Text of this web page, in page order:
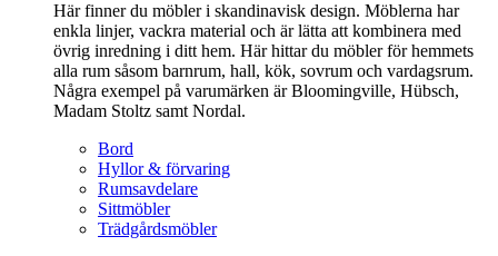
Här finner du möbler i skandinavisk design. Möblerna har
enkla linjer, vackra material och är lätta att kombinera med
övrig inredning i ditt hem. Här hittar du möbler för hemmets
alla rum såsom barnrum, hall, kök, sovrum och vardagsrum.
Några exempel på varumärken är Bloomingville, Hübsch,
Madam Stoltz samt Nordal.
Bord
Hyllor & förvaring
Rumsavdelare
Sittmöbler
Trädgårdsmöbler